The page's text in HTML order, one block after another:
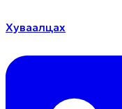
Хуваалцах